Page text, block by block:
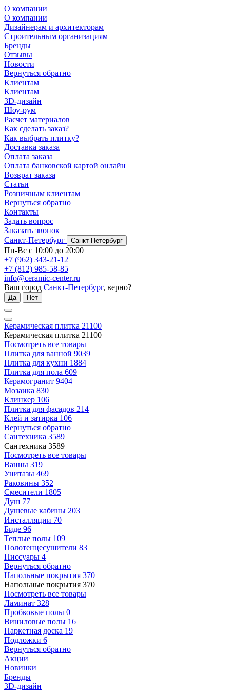
О компании
О компании
Дизайнерам и архитекторам
Строительным организациям
Бренды
Отзывы
Новости
Вернуться обратно
Клиентам
Клиентам
3D-дизайн
Шоу-рум
Расчет материалов
Как сделать заказ?
Как выбрать плитку?
Доставка заказа
Оплата заказа
Оплата банковской картой онлайн
Возврат заказа
Статьи
Розничным клиентам
Вернуться обратно
Контакты
Задать вопрос
Заказать звонок
Санкт-Петербург
Санкт-Петербург
Пн-Вс с 10:00 до 20:00
+7 (962) 343-21-12
+7 (812) 985-58-85
info@ceramic-center.ru
Ваш город Санкт-Петербург, верно?
Да Нет
Керамическая плитка 21100
Керамическая плитка 21100
Посмотреть все товары
Плитка для ванной 9039
Плитка для кухни 1884
Плитка для пола 609
Керамогранит 9404
Мозаика 830
Клинкер 106
Плитка для фасадов 214
Клей и затирка 106
Вернуться обратно
Сантехника 3589
Сантехника 3589
Посмотреть все товары
Ванны 319
Унитазы 469
Раковины 352
Смесители 1805
Душ 77
Душевые кабины 203
Инсталляции 70
Биде 96
Теплые полы 109
Полотенцесушители 83
Писсуары 4
Вернуться обратно
Напольные покрытия 370
Напольные покрытия 370
Посмотреть все товары
Ламинат 328
Пробковые полы 0
Виниловые полы 16
Паркетная доска 19
Подложки 6
Вернуться обратно
Акции
Новинки
Бренды
3D-дизайн